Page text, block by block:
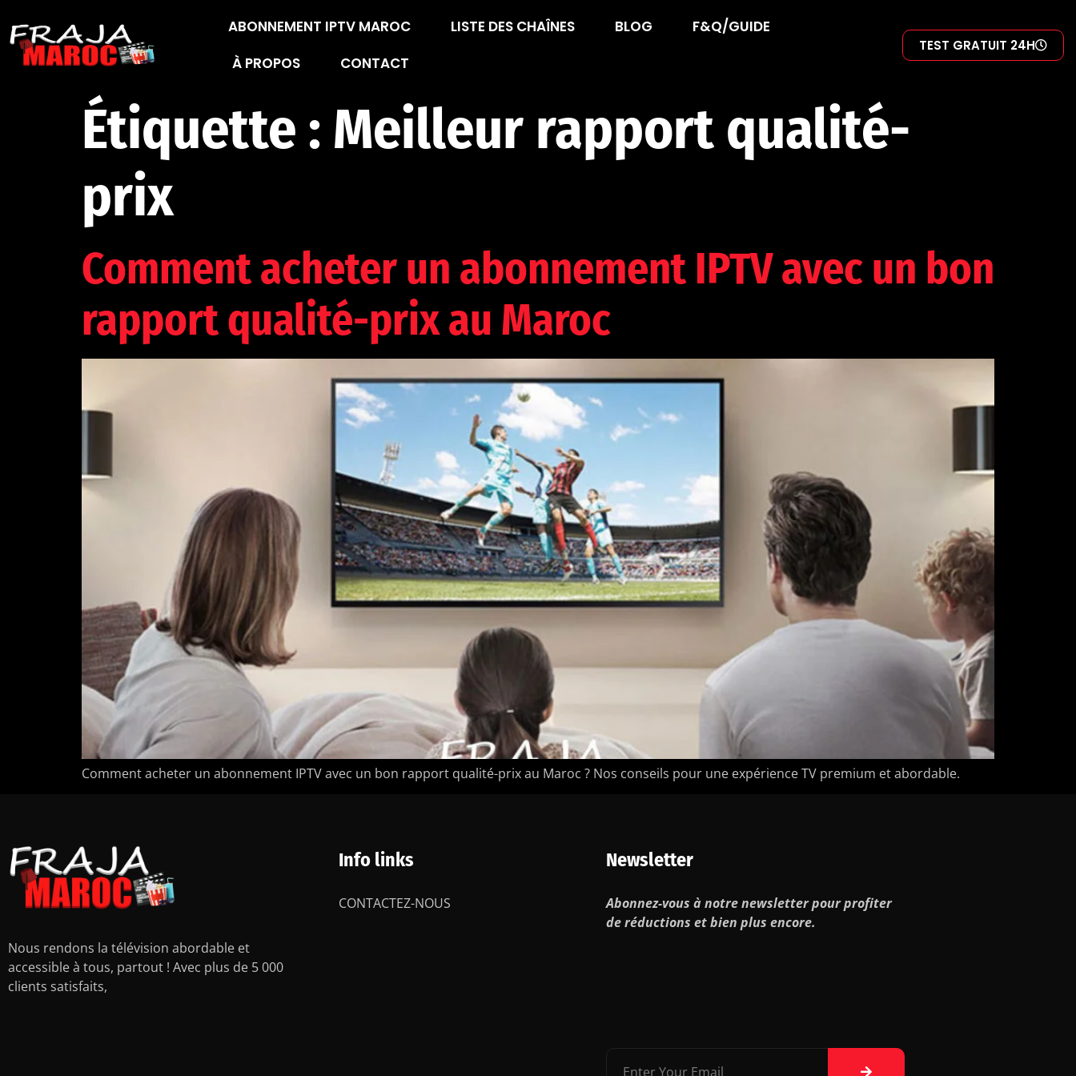
ABONNEMENT IPTV MAROC LISTE DES CHAÎNES BLOG
F&Q/GUIDE
À PROPOS
CONTACT
TEST GRATUIT 24H
Étiquette : Meilleur rapport qualité-
prix
Comment acheter un abonnement IPTV avec un bon
rapport qualité-prix au Maroc
Comment acheter un abonnement IPTV avec un bon rapport qualité-prix au Maroc ? Nos conseils pour une expérience TV premium et abordable.
Nous rendons la télévision abordable et
accessible à tous, partout ! Avec plus de 5 000
clients satisfaits,
Info links
CONTACTEZ-NOUS
Newsletter
Abonnez-vous à notre newsletter pour profiter
de réductions et bien plus encore.